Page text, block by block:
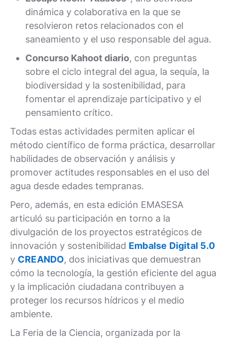
dinámica y colaborativa en la que se
resolvieron retos relacionados con el
saneamiento y el uso responsable del agua.
Concurso Kahoot diario, con preguntas
sobre el ciclo integral del agua, la sequía, la
biodiversidad y la sostenibilidad, para
fomentar el aprendizaje participativo y el
pensamiento crítico.
Todas estas actividades permiten aplicar el
método científico de forma práctica, desarrollar
habilidades de observación y análisis y
promover actitudes responsables en el uso del
agua desde edades tempranas.
Pero, además, en esta edición EMASESA
articuló su participación en torno a la
divulgación de los proyectos estratégicos de
innovación y sostenibilidad Embalse Digital 5.0
y CREANDO, dos iniciativas que demuestran
cómo la tecnología, la gestión eficiente del agua
y la implicación ciudadana contribuyen a
proteger los recursos hídricos y el medio
ambiente.
La Feria de la Ciencia, organizada por la